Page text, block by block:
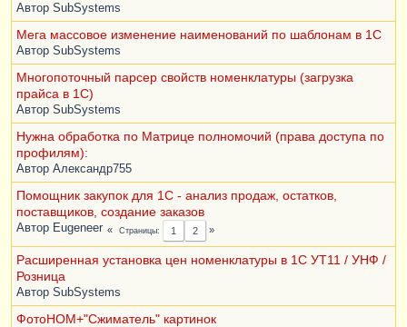
Автор SubSystems
Мега массовое изменение наименований по шаблонам в 1С
Автор SubSystems
Многопоточный парсер свойств номенклатуры (загрузка
прайса в 1С)
Автор SubSystems
Нужна обработка по Матрице полномочий (права доступа по
профилям):
Автор Александр755
Помощник закупок для 1С - анализ продаж, остатков,
поставщиков, создание заказов
Автор Eugeneer Страницы 1 2
Расширенная установка цен номенклатуры в 1С УТ11 / УНФ /
Розница
Автор SubSystems
ФотоНОМ+"Сжиматель" картинок